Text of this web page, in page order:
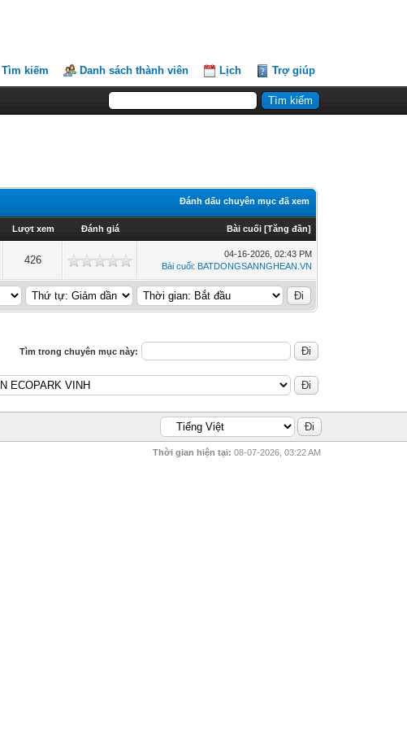
Tìm kiếm Danh sách thành viên Lịch Trợ giúp
Đánh dấu chuyên mục đã xem
Lượt xem Đánh giá Bài cuối [Tăng đần]
426
04-16-2026, 02:43 PM
Bài cuối: BATDONGSANNGHEAN.VN
Tìm trong chuyên mục này:
Thời gian hiện tại: 08-07-2026, 03:22 AM